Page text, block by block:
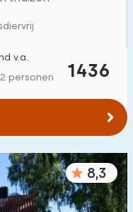
1436
v.a.
personen
8,3